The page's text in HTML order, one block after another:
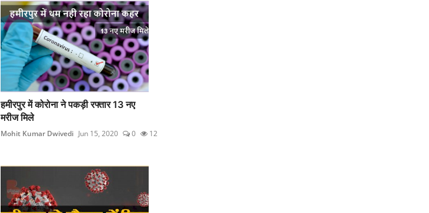
हमीरपुर में कोरोना ने पकड़ी रफ्तार 13 नए
मरीज मिले
Mohit Kumar Dwivedi Jun 15, 2020 0 12